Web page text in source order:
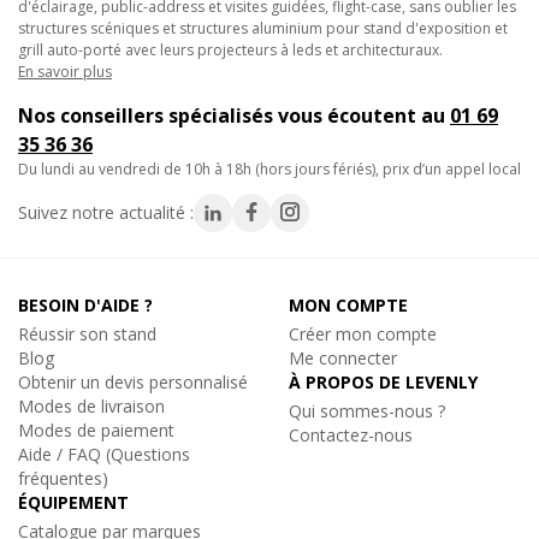
et précis possibles même dans les conditions les plus
exigeantes.
facilité d'utilisation inégalée, le CONTEST CLP-250-S se
positionne comme un choix de prédilection pour les
professionnels à la recherche d'une solution sécurisée et
efficace pour leurs installations les plus ambitieuses.
sections de structures Alu 290mm)
- Charge maximale utile : 250Kg (CMU)
- Finition Silver Alu
- Fabrication Européenne répondant aux normes ISO DIN 4113
et TUV.
d'éclairage, public-address et visites guidées, flight-case, sans oublier les
structures scéniques et structures aluminium pour stand d'exposition et
grill auto-porté avec leurs projecteurs à leds et architecturaux.
En savoir plus
Nos conseillers spécialisés vous écoutent au 01 69
35 36 36
du lundi au vendredi de 10h à 18h (hors jours fériés), prix d’un appel local
Suivez notre actualité :
BESOIN D'AIDE ?
Réussir son stand
Blog
Obtenir un devis personnalisé
Modes de livraison
Modes de paiement
Aide / FAQ (Questions
fréquentes)
ÉQUIPEMENT
Catalogue par marques
MON COMPTE
Créer mon compte
Me connecter
À PROPOS DE LEVENLY
Qui sommes-nous ?
Contactez-nous